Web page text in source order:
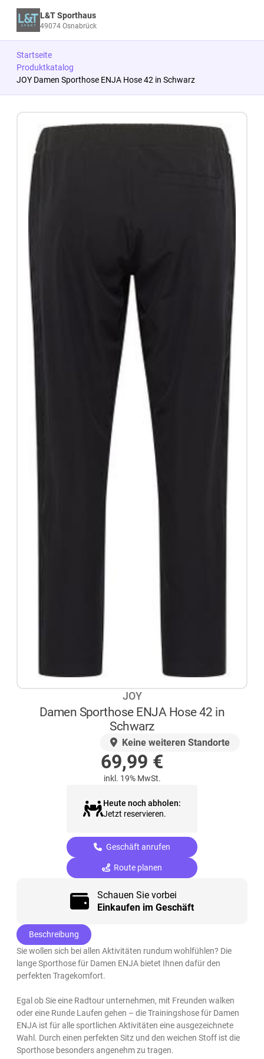
L&T Sporthaus
49074 Osnabrück
Startseite
Produktkatalog
JOY Damen Sporthose ENJA Hose 42 in Schwarz
JOY
Damen Sporthose ENJA Hose 42 in
Schwarz
Keine weiteren Standorte
69,99 €
inkl. 19% MwSt.
Heute noch abholen:
Jetzt reservieren.
Geschäft anrufen
Route planen
Schauen Sie vorbei
Einkaufen im Geschäft
Beschreibung
Sie wollen sich bei allen Aktivitäten rundum wohlfühlen? Die
lange Sporthose für Damen ENJA bietet Ihnen dafür den
perfekten Tragekomfort.
Egal ob Sie eine Radtour unternehmen, mit Freunden walken
oder eine Runde Laufen gehen – die Trainingshose für Damen
ENJA ist für alle sportlichen Aktivitäten eine ausgezeichnete
Wahl. Durch einen perfekten Sitz und den weichen Stoff ist die
Sporthose besonders angenehm zu tragen.